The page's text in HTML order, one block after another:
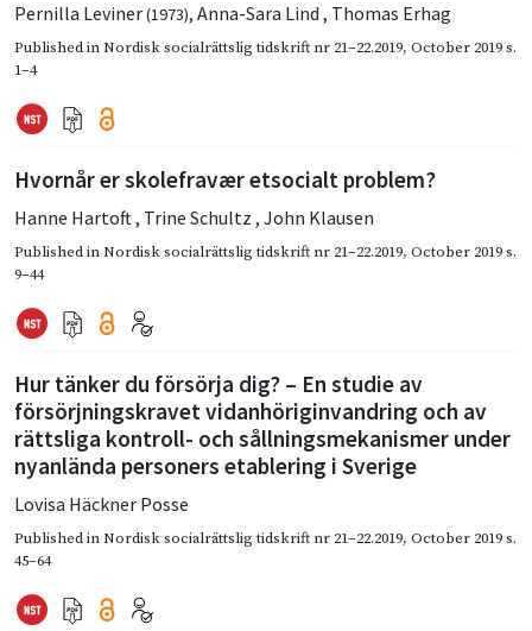
Pernilla Leviner(1973), Anna-Sara Lind , Thomas Erhag
Published inNordisk socialrättslig tidskrift nr 21–22.2019, October 2019s.
1–4
Hvornår er skolefravær etsocialt problem?
Hanne Hartoft, Trine Schultz , John Klausen
Published inNordisk socialrättslig tidskrift nr 21–22.2019, October 2019s.
9–44
Hur tänker du försörja dig? – En studie av
försörjningskravet vidanhöriginvandring och av
rättsliga kontroll- och sållningsmekanismer under
nyanlända personers etablering i Sverige
Lovisa Häckner Posse
Published inNordisk socialrättslig tidskrift nr 21–22.2019, October 2019s.
45–64